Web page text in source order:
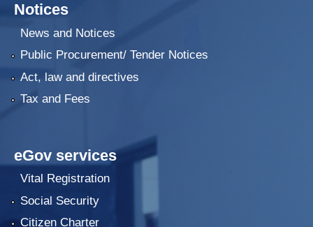
Notices
News and Notices
Public Procurement/ Tender Notices
Act, law and directives
Tax and Fees
eGov services
Vital Registration
Social Security
Citizen Charter